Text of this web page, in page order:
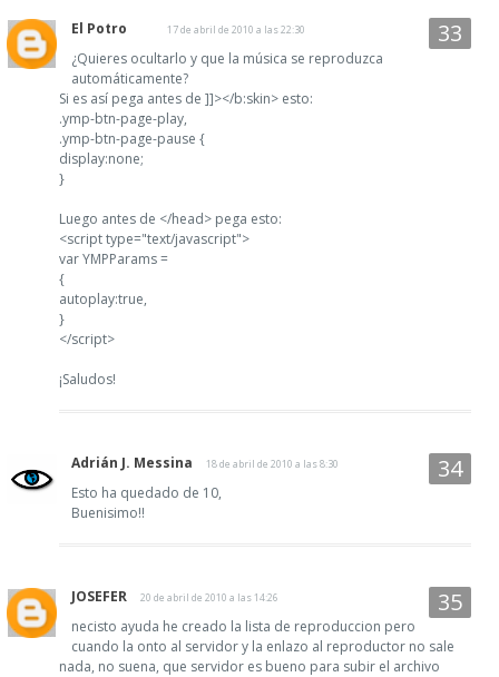
El Potro 17 de abril de 2010 a las 22:30
¿Quieres ocultarlo y que la música se reproduzca
automáticamente?
Si es así pega antes de ]]></b:skin> esto:
.ymp-btn-page-play,
.ymp-btn-page-pause {
display:none;
}
Luego antes de </head> pega esto:
<script type="text/javascript">
var YMPParams =
{
autoplay:true,
}
</script>
¡Saludos!
Adrián J. Messina 18 de abril de 2010 a las 8:30
Esto ha quedado de 10,
Buenisimo!!
JOSEFER 20 de abril de 2010 a las 14:26
necisto ayuda he creado la lista de reproduccion pero
cuando la onto al servidor y la enlazo al reproductor no sale
nada, no suena, que servidor es bueno para subir el archivo